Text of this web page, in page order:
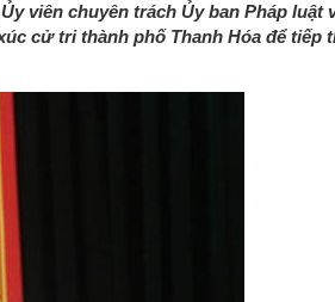
viên chuyên trách Ủy ban Pháp luật
cử tri thành phố Thanh Hóa để tiếp